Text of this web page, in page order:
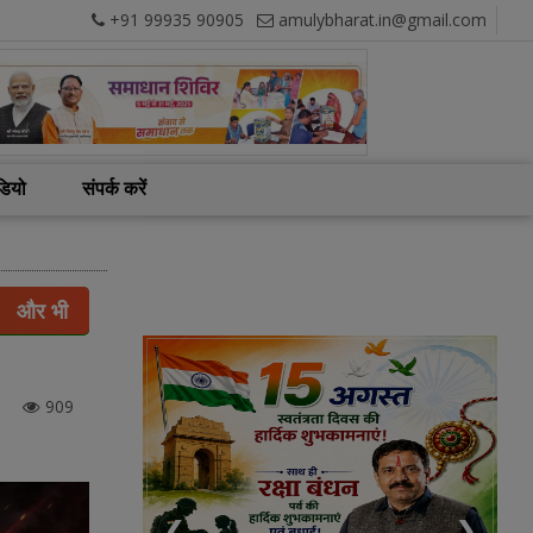
+91 99935 90905 amulybharat.in@gmail.com
संपर्क करें
और भी
909